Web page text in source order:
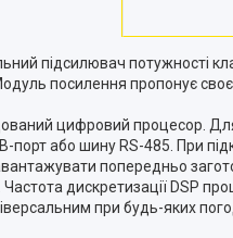
підсилювач потужності
посилення пропонує
цифровий процесор.
порт або шину RS-485. При
попередньо
Частота дискретизації DSP
при будь-яких